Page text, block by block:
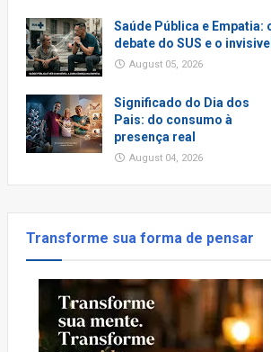
Saúde Pública e Empatia:
debate do SUS e o invisivel
August 05, 2026
Significado do Dia dos
Pais: do consumo à
presença real
August 04, 2026
Transforme sua forma de pensar